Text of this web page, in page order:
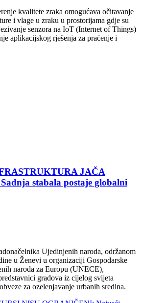
kvalitete zraka omogućava očitavanje
i vlage u zraku u prostorijama gdje su
senzora na IoT (Internet of Things)
aplikacijskog rješenja za praćenje i
JAČA
stabala postaje globalni
Ujedinjenih naroda, održanom
u Ženevi u organizaciji Gospodarske
naroda za Europu (UNECE),
gradova iz cijelog svijeta
za ozelenjavanje urbanih sredina.